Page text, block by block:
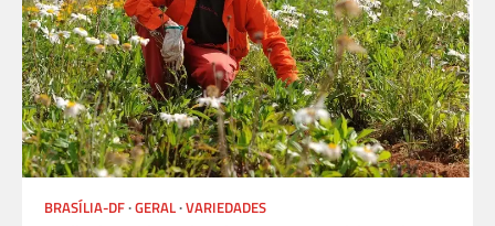
BRASÍLIA-DF GERAL VARIEDADES